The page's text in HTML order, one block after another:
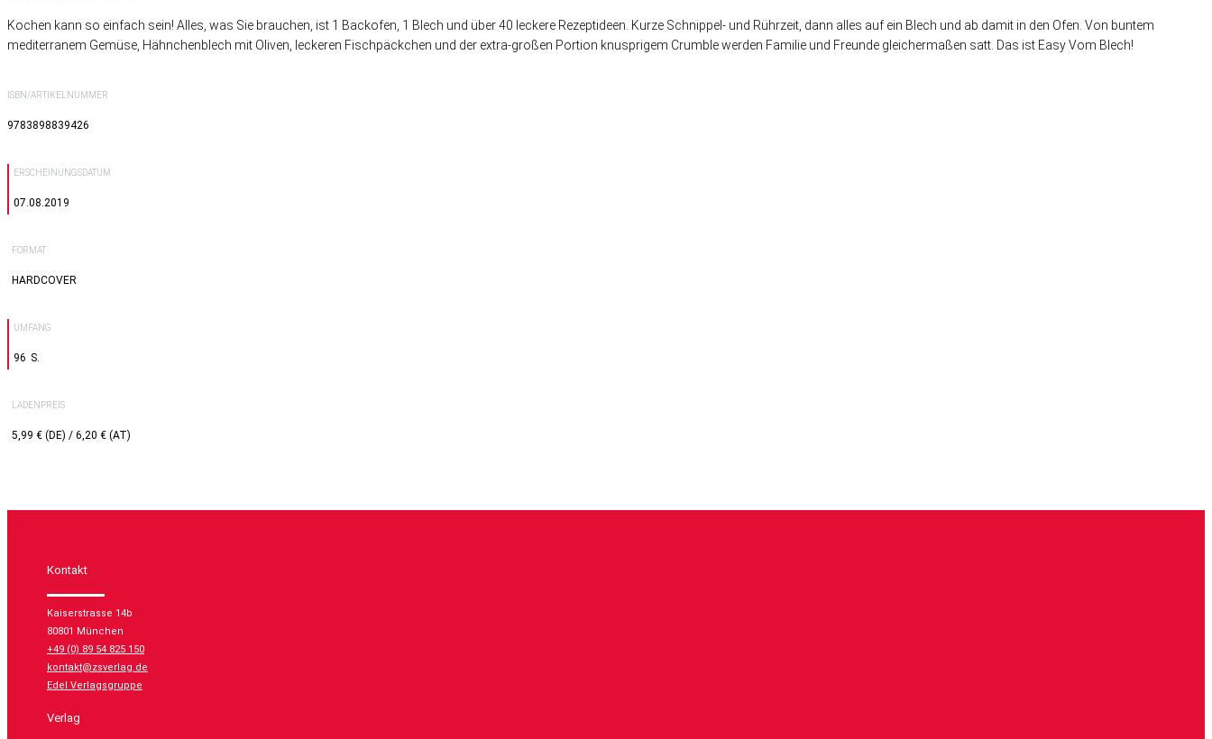
Kochen kann so einfach sein! Alles, was Sie brauchen, ist 1 Backofen, 1 Blech und über 40 leckere Rezeptideen. Kurze Schnippel- und Rührzeit, dann alles auf ein Blech und ab damit in den Ofen. Von buntem
mediterranem Gemüse, Hähnchenblech mit Oliven, leckeren Fischpäckchen und der extra-großen Portion knusprigem Crumble werden Familie und Freunde gleichermaßen satt. Das ist Easy Vom Blech!
ISBN/ARTIKELNUMMER
9783898839426
ERSCHEINUNGSDATUM
07.08.2019
FORMAT
HARDCOVER
UMFANG
96
LADENPREIS
5,99 € (DE) / 6,20 € (AT)
Kontakt
Kaiserstrasse 14b
80801 München
+49 (0) 89 54 825 150
kontakt@zsverlag.de
Edel Verlagsgruppe
Verlag